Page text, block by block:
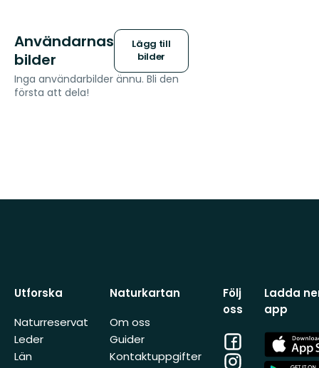
Användarnas
bilder
Lägg till
bilder
Inga användarbilder ännu. Bli den
första att dela!
Utforska
Naturreservat
Leder
Län
Naturkartan
Om oss
Guider
Kontaktuppgifter
Följ
oss
Facebook
Instagram
Ladda
app
App
Store